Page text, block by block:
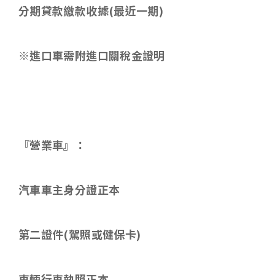
分期貸款繳款收據(最近一期)
※進口車需附進口關稅金證明
『營業車』：
汽車車主身分證正本
第二證件(駕照或健保卡)